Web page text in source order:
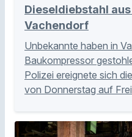
Dieseldiebstahl
Vachendorf
Unbekannte haben in
Baukompressor
Polizei ereignete sich
von Donnerstag auf